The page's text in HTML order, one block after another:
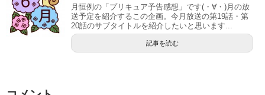
月恒例の「プリキュア予告感想」です(・∀・)月の放
送予定を紹介するこの企画。今月放送の第19話・第
20話のサブタイトルを紹介したいと思います...
記事を読む